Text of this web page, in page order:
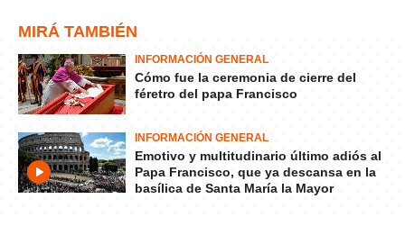
MIRÁ TAMBIÉN
INFORMACIÓN GENERAL
Cómo fue la ceremonia de cierre del
féretro del papa Francisco
INFORMACIÓN GENERAL
Emotivo y multitudinario último adiós al
Papa Francisco, que ya descansa en la
basílica de Santa María la Mayor